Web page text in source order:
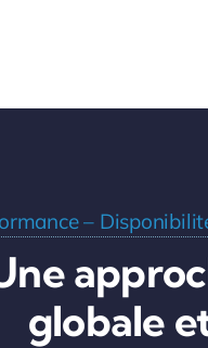
–
globale